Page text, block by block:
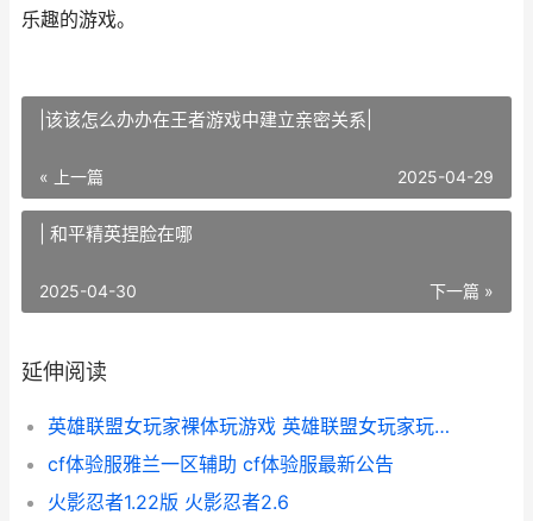
乐趣的游戏。
|该该怎么办办在王者游戏中建立亲密关系|
« 上一篇 2025-04-29
| 和平精英捏脸在哪
下一篇 »
2025-04-30
延伸阅读
英雄联盟女玩家裸体玩游戏 英雄联盟女玩家玩的最多的英雄
cf体验服雅兰一区辅助 cf体验服最新公告
火影忍者1.22版 火影忍者2.6